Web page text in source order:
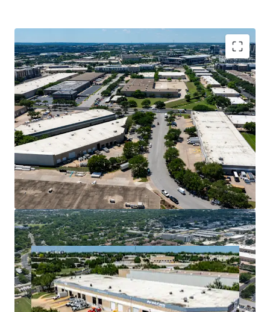
Premier Central Infill Location
Superior Cash Flow with Mark-to-Market
Opportunity
Ideal Design for Tenant Demand